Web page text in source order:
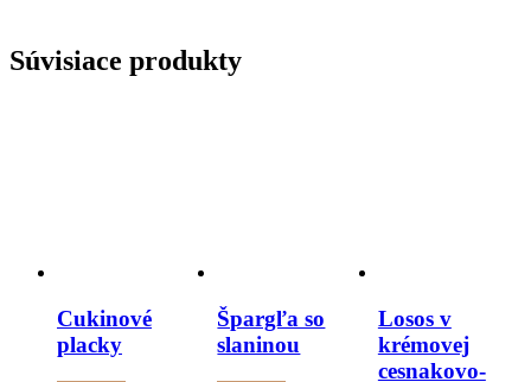
Súvisiace produkty
Cukinové
placky
Špargľa so
slaninou
Losos v
krémovej
cesnakovo-